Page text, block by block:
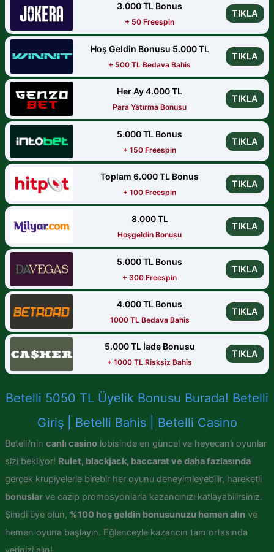
3.000 TL Bonus
+ 50 Freespin
TIKLA
Hoş Geldin Bonusu 5.000 TL
+ 500 TL Bedava Bahis
TIKLA
Her Ay 4.000 TL
Para Yatırma Bonusu
TIKLA
5.000 TL Bonus
+ 150 Freespin
TIKLA
Toplam 6.000 TL Bonus
+ 100 Freespin
TIKLA
8.000 TL
Hoşgeldin Bonusu
TIKLA
5.000 TL Bonus
+ 300 Freespin
TIKLA
4.000 TL Bonus
1000 TL Bedava Bahis
TIKLA
5.000 TL İade Bonusu
+ 1000 TL Risksiz Bahis
TIKLA
Betelli 5050 TL Üyelik Bonusu Burada! Betelli
Giriş | Betelli Bahis | Betelli Casino
Betelli'nin canlı casinolobisinde en güncel ve heyecanlı oyunlar
sizi bekliyor! Rulet, blackjack, baccarat ve daha fazlasında
gerçek krupiyelerle birebir her oyunu deneyimleyebilir, hareketli
bonuslarve cazip promosyonlarla kazancınızı katlayabilirsiniz.
Şimdi üye olun, %100 hoş geldin bonusunuzu hemen alın ve
hemen oyuna başlayın. Eğlenceyle kazancın tam ortasında